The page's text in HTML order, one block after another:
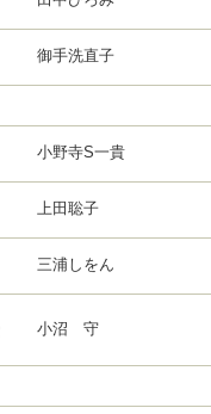
御手洗直子
小野寺S一貴
上田聡子
三浦しをん
小沼 守